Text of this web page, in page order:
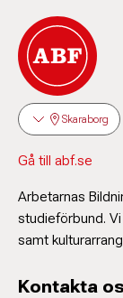
Skaraborg
Gå till abf.se
Arbetarnas
studieförbund.
samt
Kontakta